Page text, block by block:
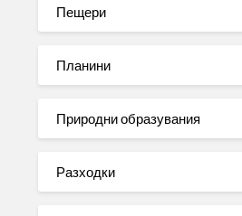
Пещери
Планини
Природни образувания
Разходки